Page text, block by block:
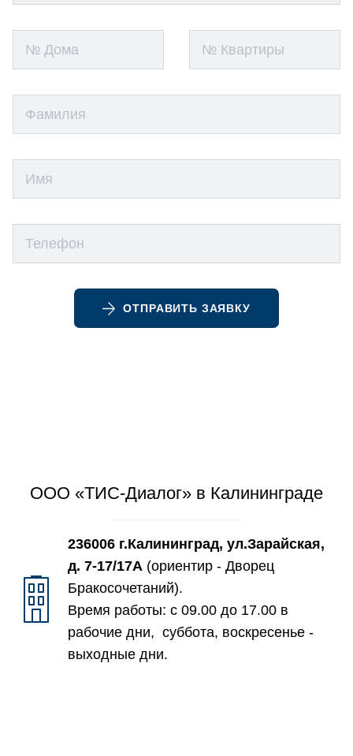
ОТПРАВИТЬ ЗАЯВКУ
ООО «ТИС-Диалог» в Калининграде
236006 г.Калининград, ул.Зарайская,
д. 7-17/17А (ориентир - Дворец
Бракосочетаний).
Время работы: с 09.00 до 17.00 в
рабочие дни, суббота, воскресенье -
выходные дни.